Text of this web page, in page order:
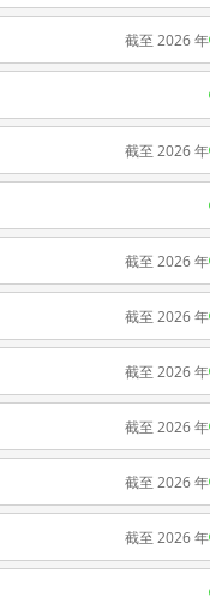
截至 2026 年
截至 2026 年
截至 2026 年
截至 2026 年
截至 2026 年
截至 2026 年
截至 2026 年
截至 2026 年